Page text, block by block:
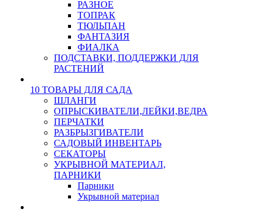
РАЗНОЕ
ТОПРАК
ТЮЛЬПАН
ФАНТАЗИЯ
ФИАЛКА
ПОДСТАВКИ, ПОДДЕРЖКИ ДЛЯ
РАСТЕНИЙ
10 ТОВАРЫ ДЛЯ САДА
ШЛАНГИ
ОПРЫСКИВАТЕЛИ,ЛЕЙКИ,ВЕДРА
ПЕРЧАТКИ
РАЗБРЫЗГИВАТЕЛИ
САДОВЫЙ ИНВЕНТАРЬ
СЕКАТОРЫ
УКРЫВНОЙ МАТЕРИАЛ,
ПАРНИКИ
Парники
Укрывной материал